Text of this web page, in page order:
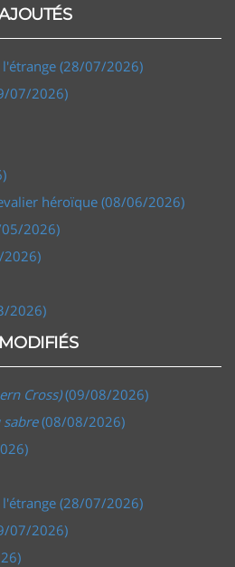
(28/07/2026)
07/2026)
héroïque (08/06/2026)
2026)
2026)
2026)
Cross)(09/08/2026)
sabre(08/08/2026)
(28/07/2026)
07/2026)